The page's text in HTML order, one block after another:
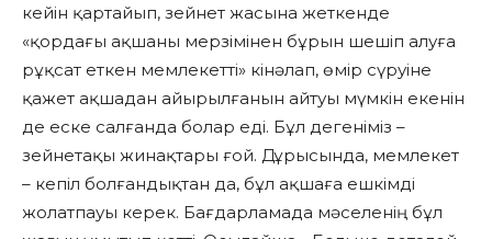
кейін қартайып, зейнет жасына жеткенде
«қордағы ақшаны мерзімінен бұрын шешіп алуға
рұқсат еткен мемлекетті» кінәлап, өмір сүруіне
қажет ақшадан айырылғанын айтуы мүмкін екенін
де еске салғанда болар еді. Бұл дегеніміз –
зейнетақы жинақтары ғой. Дұрысында, мемлекет
– кепіл болғандықтан да, бұл ақшаға ешкімді
жолатпауы керек. Бағдарламада мәселенің бұл